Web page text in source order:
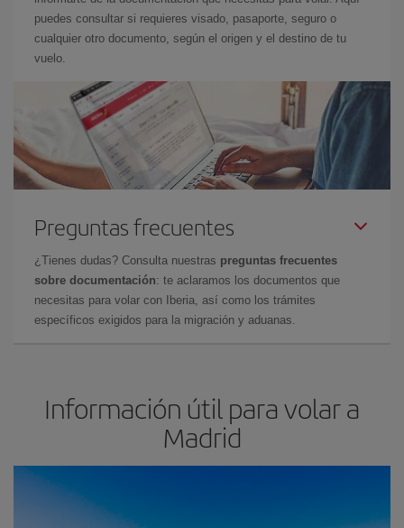
puedes consultar si requieres visado, pasaporte, seguro o
cualquier otro documento, según el origen y el destino de tu
vuelo.
Preguntas frecuentes
¿Tienes dudas? Consulta nuestras preguntas frecuentes
sobre documentación: te aclaramos los documentos que
necesitas para volar con Iberia, así como los trámites
específicos exigidos para la migración y aduanas.
Información útil para volar a
Madrid